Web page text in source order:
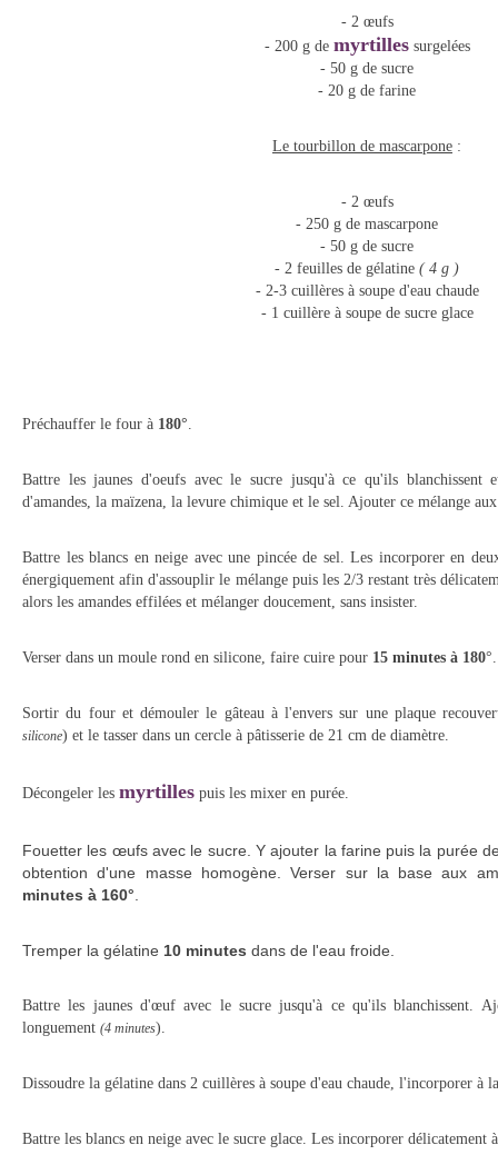
- 2 œufs
- 200 g de myrtillessurgelées
- 50 g de sucre
- 20 g de farine
Le tourbillon de mascarpone :
- 2 œufs
- 250 g de mascarpone
- 50 g de sucre
- 2 feuilles de gélatine ( 4 g )
- 2-3 cuillères à soupe d'eau chaude
- 1 cuillère à soupe de sucre glace
Préchauffer le four à 180°.
Battre les jaunes d'oeufs avec le sucre jusqu'à ce qu'ils blanchissent
d'amandes, la maïzena, la levure chimique et le sel. Ajouter ce mélange
Battre les blancs en neige avec une pincée de sel. Les incorporer en
énergiquement afin d'assouplir le mélange puis les 2/3 restant très
alors les amandes effilées et mélanger doucement, sans insister.
Verser dans un moule rond en silicone, faire cuire pour 15 minutes à 180°.
Sortir du four et démouler le gâteau à l'envers sur une plaque
silicone) et le tasser dans un cercle à pâtisserie de 21 cm de diamètre.
Décongeler les myrtilles puis les mixer en purée.
Fouetter les œufs avec le sucre. Y ajouter la farine puis la purée
obtention d'une masse homogène. Verser sur la base aux
minutes à 160°
Tremper la gélatine 10 minutes dans de l'eau froide.
Battre les jaunes d'œuf avec le sucre jusqu'à ce qu'ils blanchissent.
longuement (4 minutes).
Dissoudre la gélatine dans 2 cuillères à soupe d'eau chaude, l'incorporer à
Battre les blancs en neige avec le sucre glace. Les incorporer délicatement